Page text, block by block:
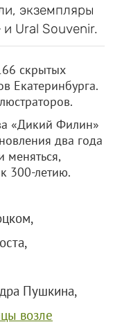
экземпляры
Ural Souvenir.
скрытых
Екатеринбурга.
«Дикий Филин»
два года
меняться,
300-летию.
Пушкина,
возле